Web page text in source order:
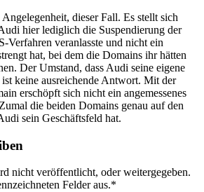
dieser Fall. Es stellt sich
hier lediglich die Suspendierung der
Verfahren veranlasste und nicht ein
hat, bei dem die Domains ihr hätten
Der Umstand, dass Audi seine eigene
keine ausreichende Antwort. Mit der
erschöpft sich nicht ein angemessenes
die beiden Domains genau auf den
sein Geschäftsfeld hat.
nicht veröffentlicht, oder weitergegeben.
Felder aus.*